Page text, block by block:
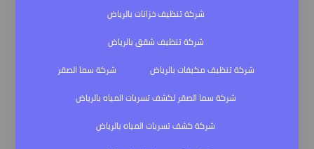
شركة تنظيف خزانات بالرياض
شركة تنظيف شقق بالرياض
شركة تنظيف مكيفات بالرياض
شركة سما الصقر
شركة سما الصقر لكشف تسربات المياه بالرياض
شركة كشف تسربات المياه بالرياض